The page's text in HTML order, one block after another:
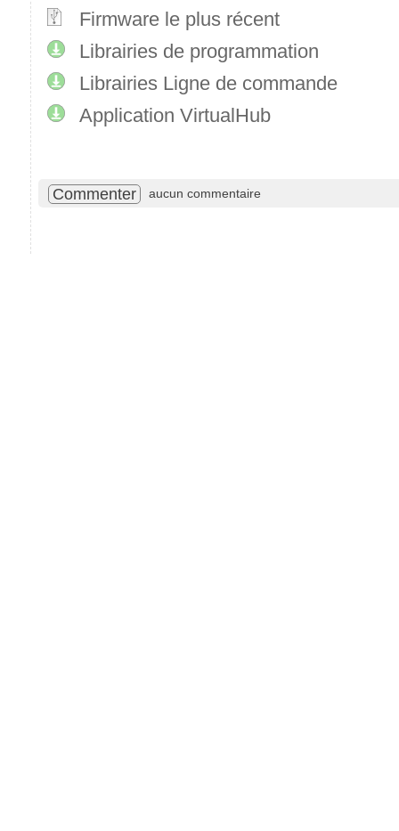
Firmware le plus récent
Librairies de programmation
Librairies Ligne de commande
Application VirtualHub
Commenter aucun commentaire